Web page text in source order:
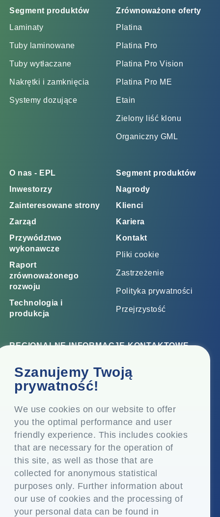
Szanujemy Twoją
prywatność!
We use cookies on our website to offer
you the optimal performance and user
friendly experience. This includes cookies
that are necessary for the operation of
this site, as well as those that are
collected for anonymous statistical
purposes only. Further information about
our use of cookies and the processing of
your personal data can be found in
Segment produktów
Laminaty
Tuby laminowane
Tuby wytłaczane
Nakrętki i zamknięcia
Systemy dozujące
Zrównoważone oferty
Platina
Platina Pro
Platina Pro Vision
Platina Pro ME
Etain
Zielony liść klonu
Organiczny GML
O nas - EPL
Inwestorzy
Zainteresowane strony
Zarząd
Przywództwo
wykonawcze
Raport
zrównoważonego
rozwoju
Technologia i
produkcja
Segment produktów
Nagrody
Klienci
Kariera
Kontakt
Pliki cookie
Zastrzeżenie
Polityka prywatności
Przejrzystość
REGIONALNE INFORMACJE KONTAKTOWE
Biuro korporacyjne
Top Floor, Times Tower, Kamala City, Senapati Bapat
Marg, Lower Parel, Mumbai - 400 013, Maharashtra,
Siedziba
P.O. Vasind, Taluka Shahapur, Dist. Thane - 421 604,
Maharashtra Indie
+91-22-24819000
info@eplglobal.com